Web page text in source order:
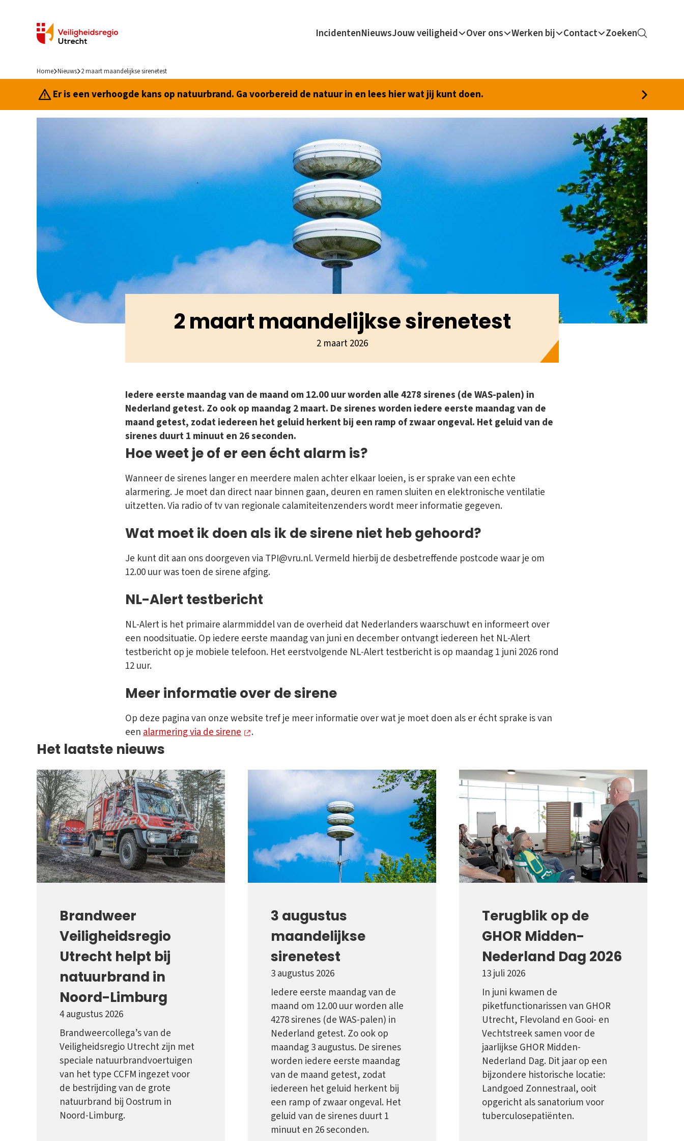
IncidentenNieuwsJouw veiligheid Over ons Werken bij Contact Zoeken
Home Nieuws 2 maart maandelijkse sirenetest
Er is een verhoogde kans op natuurbrand. Ga voorbereid de natuur in en lees hier wat jij kunt doen.
2 maart maandelijkse sirenetest
2 maart 2026
Iedere eerste maandag van de maand om 12.00 uur worden alle 4278 sirenes (de WAS-palen) in
Nederland getest. Zo ook op maandag 2 maart. De sirenes worden iedere eerste maandag van de
maand getest, zodat iedereen het geluid herkent bij een ramp of zwaar ongeval. Het geluid van de
sirenes duurt 1 minuut en 26 seconden.
Hoe weet je of er een écht alarm is?
Wanneer de sirenes langer en meerdere malen achter elkaar loeien, is er sprake van een echte
alarmering. Je moet dan direct naar binnen gaan, deuren en ramen sluiten en elektronische ventilatie
uitzetten. Via radio of tv van regionale calamiteitenzenders wordt meer informatie gegeven.
Wat moet ik doen als ik de sirene niet heb gehoord?
Je kunt dit aan ons doorgeven via TPI@vru.nl. Vermeld hierbij de desbetreffende postcode waar je om
12.00 uur was toen de sirene afging.
NL-Alert testbericht
NL-Alert is het primaire alarmmiddel van de overheid dat Nederlanders waarschuwt en informeert over
een noodsituatie. Op iedere eerste maandag van juni en december ontvangt iedereen het NL-Alert
testbericht op je mobiele telefoon. Het eerstvolgende NL-Alert testbericht is op maandag 1 juni 2026 rond
12 uur.
Meer informatie over de sirene
Op deze pagina van onze website tref je meer informatie over wat je moet doen als er écht sprake is van
eenalarmering via de sirene .
Het laatste nieuws
Brandweer
Veiligheidsregio
Utrecht helpt bij
natuurbrand in
Noord-Limburg
4 augustus 2026
Brandweercollega’s van de
Veiligheidsregio Utrecht zijn met
speciale natuurbrandvoertuigen
van het type CCFM ingezet voor
de bestrijding van de grote
natuurbrand bij Oostrum in
Noord-Limburg.
3 augustus
maandelijkse
sirenetest
3 augustus 2026
Iedere eerste maandag van de
maand om 12.00 uur worden alle
4278 sirenes (de WAS-palen) in
Nederland getest. Zo ook op
maandag 3 augustus. De sirenes
worden iedere eerste maandag
van de maand getest, zodat
iedereen het geluid herkent bij
een ramp of zwaar ongeval. Het
geluid van de sirenes duurt 1
minuut en 26 seconden.
Terugblik op de
GHOR Midden-
Nederland Dag 2026
13 juli 2026
In juni kwamen de
piketfunctionarissen van GHOR
Utrecht, Flevoland en Gooi- en
Vechtstreek samen voor de
jaarlijkse GHOR Midden-
Nederland Dag. Dit jaar op een
bijzondere historische locatie:
Landgoed Zonnestraal, ooit
opgericht als sanatorium voor
tuberculosepatiënten.